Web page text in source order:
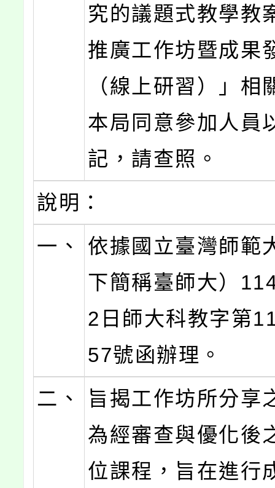
究的議題式教學教
推廣工作坊暨成果
（線上研習）」相
本局同意參加人員
記，請查照。
說明：
一、
依據國立臺灣師範
下簡稱臺師大）
2日師大科教字第
57號函辦理。
二、
旨揭工作坊所分享
為經審查與優化後
位課程，旨在進行